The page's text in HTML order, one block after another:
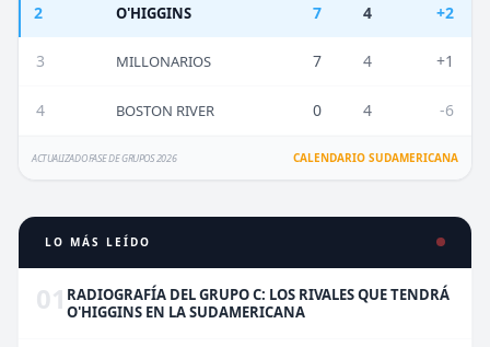
2 O'HIGGINS 7 4 +2
3 MILLONARIOS 7 4 +1
4 BOSTON RIVER 0 4 -6
ACTUALIZADO FASE DE GRUPOS 2026 CALENDARIO SUDAMERICANA
LO MÁS LEÍDO
01 RADIOGRAFÍA DEL GRUPO C: LOS RIVALES QUE TENDRÁ
O'HIGGINS EN LA SUDAMERICANA